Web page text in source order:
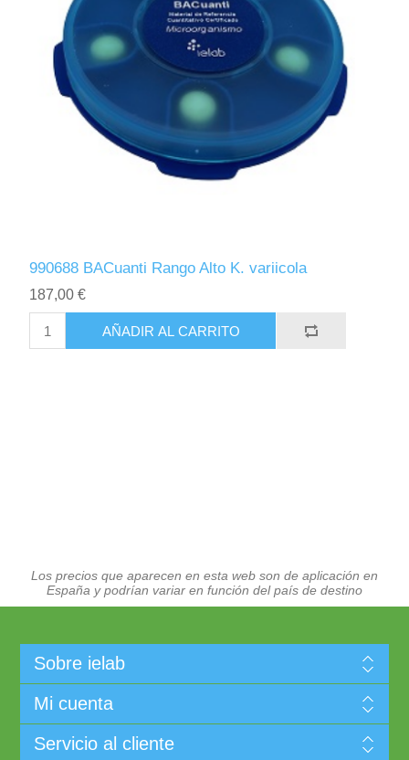
990688 BACuanti Rango Alto K. variicola
187,00 €
AÑADIR AL CARRITO
Los precios que aparecen en esta web son de aplicación en
España y podrían variar en función del país de destino
Sobre ielab
Mi cuenta
Servicio al cliente